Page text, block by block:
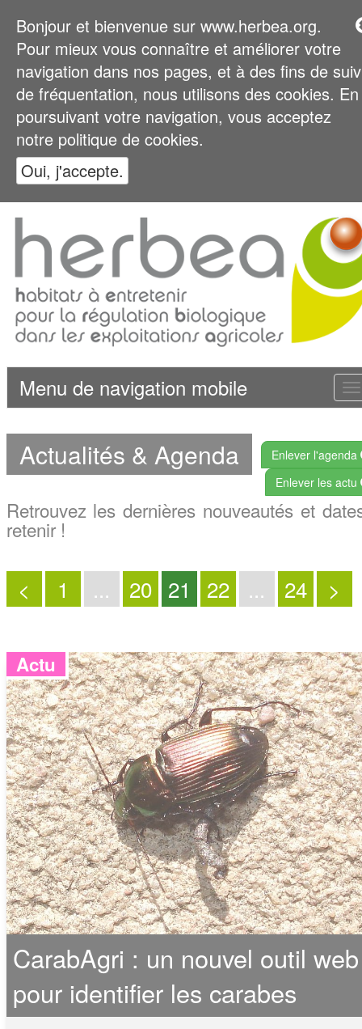
Bonjour et bienvenue sur www.herbea.org.
Pour mieux vous connaître et améliorer votre
navigation dans nos pages, et à des fins de
de fréquentation, nous utilisons des cookies. En
poursuivant votre navigation, vous acceptez
notre politique de cookies.
Oui, j'accepte.
Menu de navigation mobile
Actualités & Agenda
Enlever l'agenda
Enlever les actu
Retrouvez les dernières nouveautés et
retenir !
< 1 ... 20 21 22 ... 24 >
Actu
CarabAgri : un nouvel outil web
pour identifier les carabes